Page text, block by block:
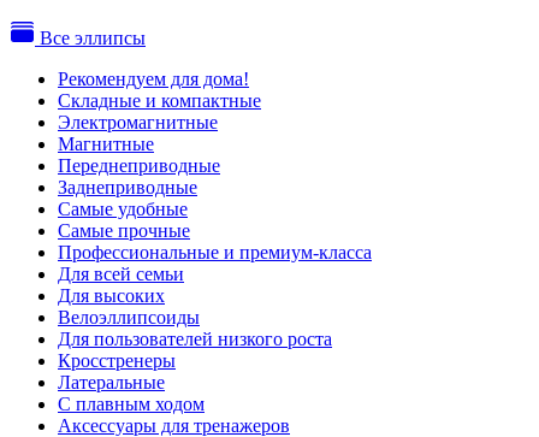
Все эллипсы
Рекомендуем для дома!
Складные и компактные
Электромагнитные
Магнитные
Переднеприводные
Заднеприводные
Самые удобные
Самые прочные
Профессиональные и премиум-класса
Для всей семьи
Для высоких
Велоэллипсоиды
Для пользователей низкого роста
Кросстренеры
Латеральные
С плавным ходом
Аксессуары для тренажеров